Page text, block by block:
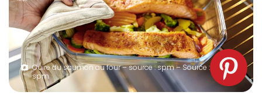
Cuire du saumon au four – source : spm – Source :
spm